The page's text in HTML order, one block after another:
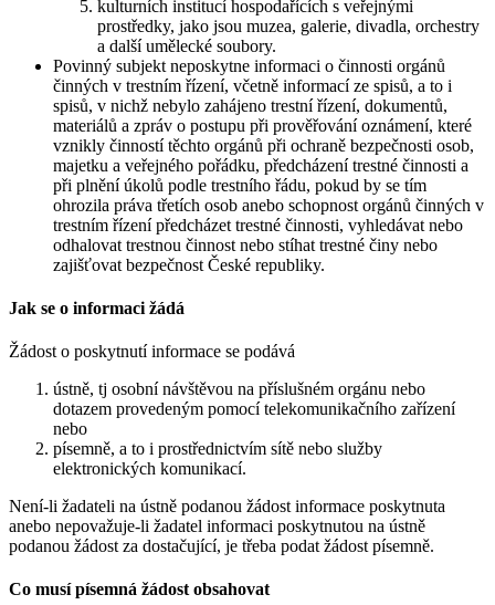
kulturních institucí hospodařících s veřejnými
prostředky, jako jsou muzea, galerie, divadla, orchestry
a další umělecké soubory.
Povinný subjekt neposkytne informaci o činnosti orgánů
činných v trestním řízení, včetně informací ze spisů, a to i
spisů, v nichž nebylo zahájeno trestní řízení, dokumentů,
materiálů a zpráv o postupu při prověřování oznámení, které
vznikly činností těchto orgánů při ochraně bezpečnosti osob,
majetku a veřejného pořádku, předcházení trestné činnosti a
při plnění úkolů podle trestního řádu, pokud by se tím
ohrozila práva třetích osob anebo schopnost orgánů činných v
trestním řízení předcházet trestné činnosti, vyhledávat nebo
odhalovat trestnou činnost nebo stíhat trestné činy nebo
zajišťovat bezpečnost České republiky.
Jak se o informaci žádá
Žádost o poskytnutí informace se podává
ústně, tj osobní návštěvou na příslušném orgánu nebo
dotazem provedeným pomocí telekomunikačního zařízení
nebo
písemně, a to i prostřednictvím sítě nebo služby
elektronických komunikací.
Není-li žadateli na ústně podanou žádost informace poskytnuta
anebo nepovažuje-li žadatel informaci poskytnutou na ústně
podanou žádost za dostačující, je třeba podat žádost písemně.
Co musí písemná žádost obsahovat